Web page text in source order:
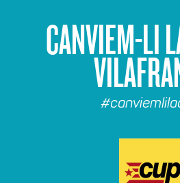
CANVIEM-LI